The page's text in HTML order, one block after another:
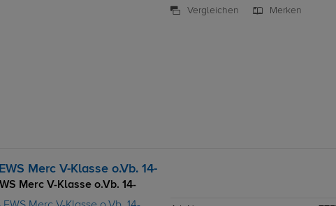
Vergleichen Merken
Merc V-Klasse o.Vb. 14-
Merc V-Klasse o.Vb. 14-